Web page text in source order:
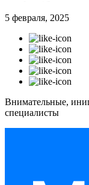
5 февраля, 2025
Внимательные,
специалисты